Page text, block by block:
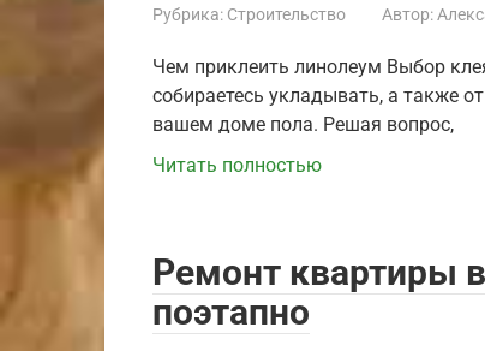
Рубрика: Строительство Автор:
Чем приклеить линолеум Выбор
собираетесь укладывать, а также
вашем доме пола. Решая вопрос,
Читать полностью
Ремонт квартиры
поэтапно